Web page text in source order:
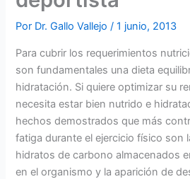
Por Dr. Gallo Vallejo/1 junio, 2013
Para cubrir los requerimientos
son fundamentales una dieta
hidratación. Si quiere optimizar su
necesita estar bien nutrido e
hechos demostrados que más
fatiga durante el ejercicio físico son
hidratos de carbono almacenados
en el organismo y la aparición de